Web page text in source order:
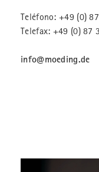
Teléfono: +49 (0)
Telefax: +49 (0) 87
info@moeding.de